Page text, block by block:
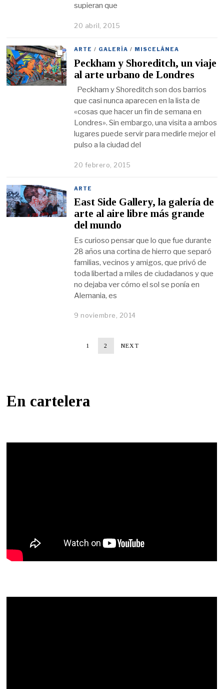
supieran que
20 abril, 2015
ARTE / GALERÍA / MISCELÁNEA
Peckham y Shoreditch, un viaje
al arte urbano de Londres
Peckham y Shoreditch son dos barrios
que casi nunca aparecen en la lista de
«cosas que hacer un fin de semana en
Londres». Sin embargo, una visita a ambos
lugares puede servir para medirle mejor el
pulso a la ciudad del
20 febrero, 2015
ARTE
East Side Gallery, la galería de
arte al aire libre más grande
del mundo
Es curioso pensar que lo que fue durante
28 años una cortina de hierro que separó
familias, vecinos y amigos, que privó de
toda libertad a miles de ciudadanos y que
no dejaba ver cómo el sol se ponía en
Alemania, es
9 noviembre, 2014
1 2 NEXT
En cartelera